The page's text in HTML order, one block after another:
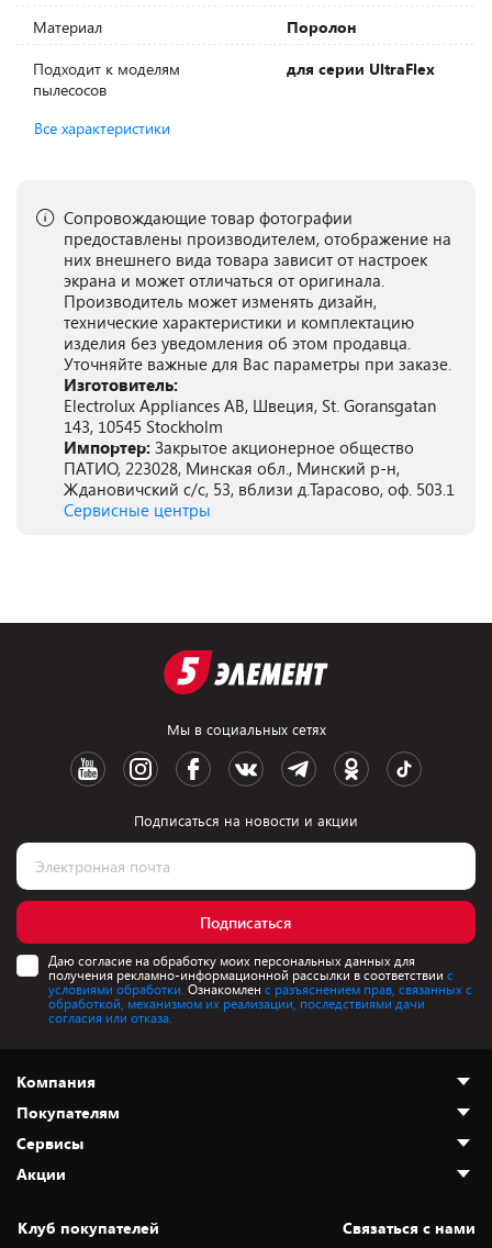
Материал
Поролон
Подходит к моделям
пылесосов
для серии UltraFlex
Все характеристики
Сопровождающие товар фотографии
предоставлены производителем, отображение на
них внешнего вида товара зависит от настроек
экрана и может отличаться от оригинала.
Производитель может изменять дизайн,
технические характеристики и комплектацию
изделия без уведомления об этом продавца.
Уточняйте важные для Вас параметры при заказе.
Изготовитель:
Electrolux Appliances AB, Швеция, St. Goransgatan
143, 10545 Stockholm
Импортер: Закрытое акционерное общество
ПАТИО, 223028, Минская обл., Минский р-н,
Ждановичский с/с, 53, вблизи д.Тарасово, оф. 503.1
Сервисные центры
Мы в социальных сетях
Подписаться на новости и акции
Подписаться
Даю согласие на обработку моих персональных данных для
получения рекламно-информационной рассылки в соответствии с
условиями обработки. Ознакомлен с разъяснением прав, связанных с
обработкой, механизмом их реализации, последствиями дачи
согласия или отказа.
Компания
О нас
Адреса магазинов
Новости
Статьи и обзоры
Покупателям
Как сделать заказ
Оплата и доставка
Безналичный расчёт
Сервисы
Установка техники
Акции
Скидки и промокоды
Клуб покупателей
Cвязаться с нами